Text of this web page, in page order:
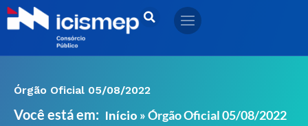
Ir
para
Órgão Oficial 05/08/2022
Você está em: Início »Órgão Oficial 05/08/2022